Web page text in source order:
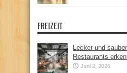
FREIZEIT
Lecker und
Restaurants
Juni 2, 2026